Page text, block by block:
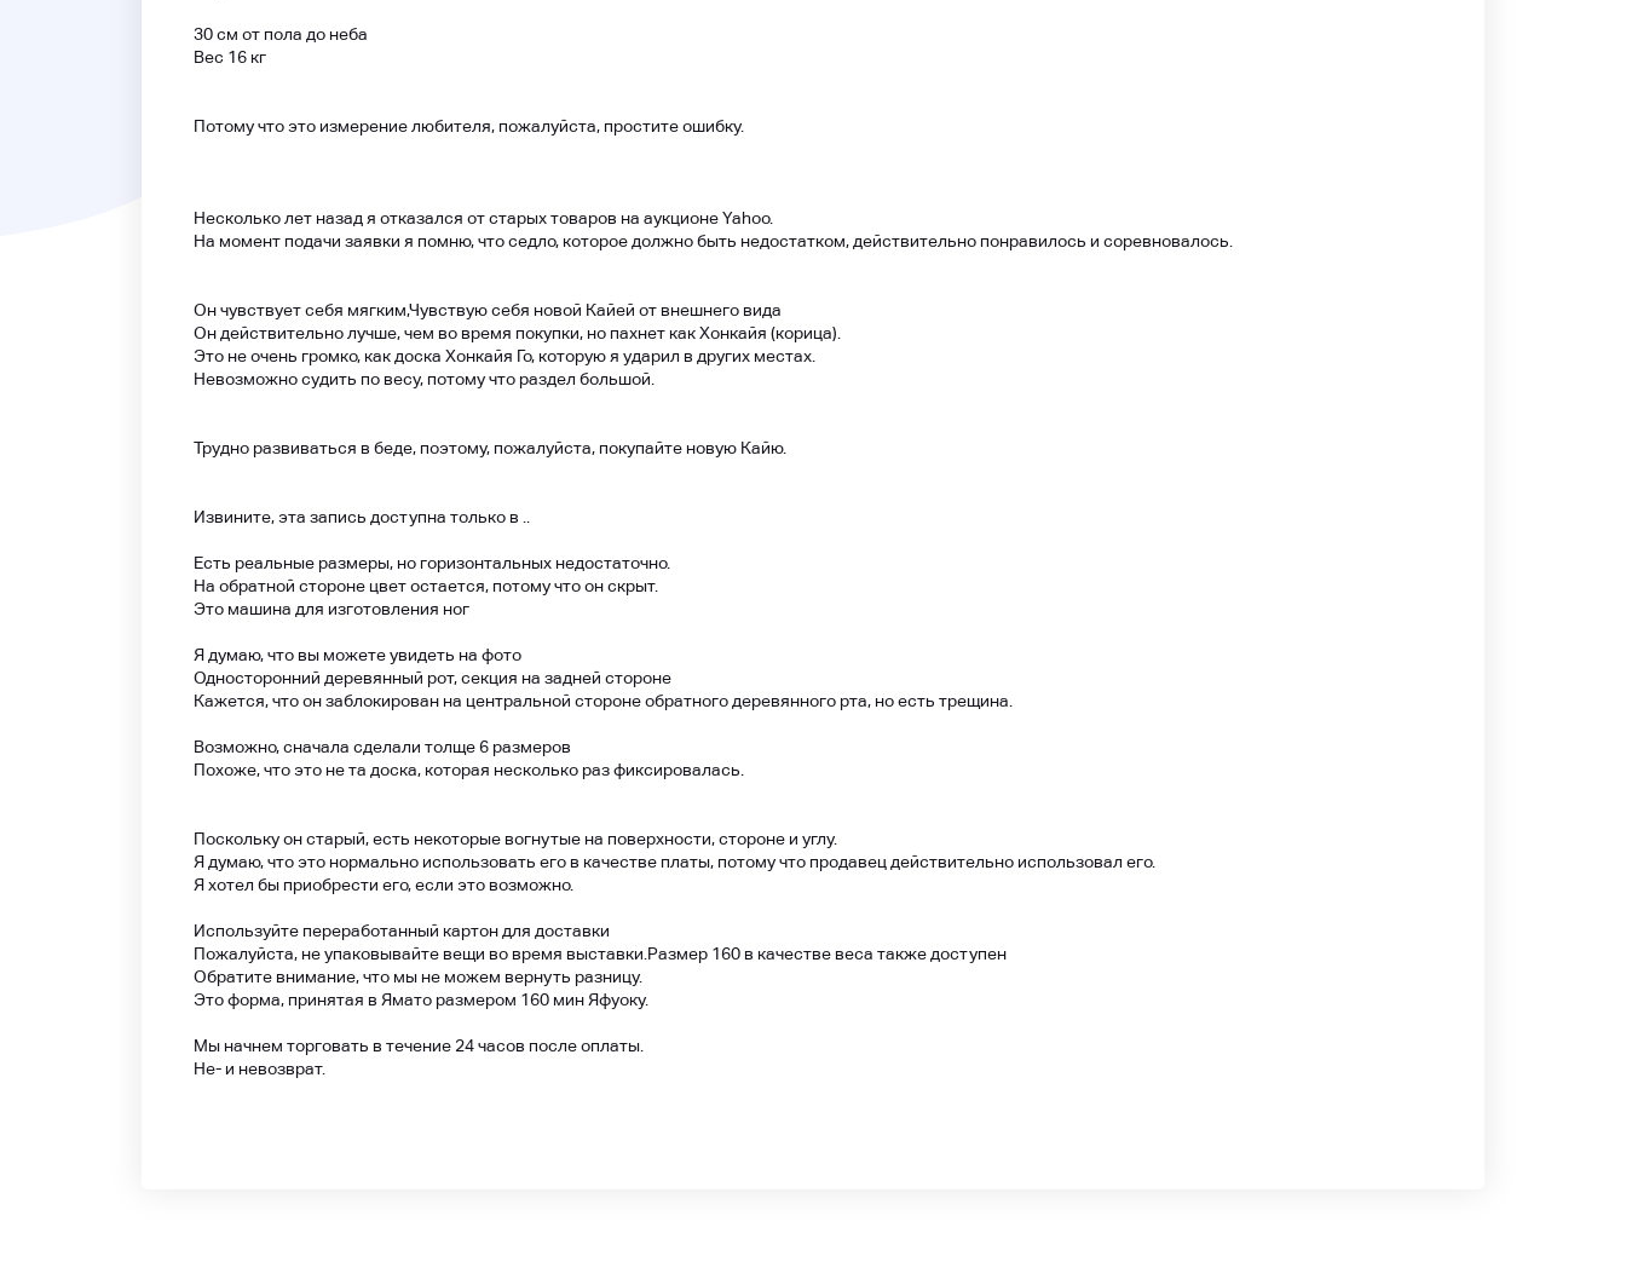
30 см от пола до неба
Вес 16 кг
Потому что это измерение любителя, пожалуйста, простите ошибку.
Несколько лет назад я отказался от старых товаров на аукционе Yahoo.
На момент подачи заявки я помню, что седло, которое должно быть недостатком, действительно понравилось и соревновалось.
Он чувствует себя мягким,Чувствую себя новой Кайей от внешнего вида
Он действительно лучше, чем во время покупки, но пахнет как Хонкайя (корица).
Это не очень громко, как доска Хонкайя Го, которую я ударил в других местах.
Невозможно судить по весу, потому что раздел большой.
Трудно развиваться в беде, поэтому, пожалуйста, покупайте новую Кайю.
Извините, эта запись доступна только в ..
Есть реальные размеры, но горизонтальных недостаточно.
На обратной стороне цвет остается, потому что он скрыт.
Это машина для изготовления ног
Я думаю, что вы можете увидеть на фото
Односторонний деревянный рот, секция на задней стороне
Кажется, что он заблокирован на центральной стороне обратного деревянного рта, но есть трещина.
Возможно, сначала сделали толще 6 размеров
Похоже, что это не та доска, которая несколько раз фиксировалась.
Поскольку он старый, есть некоторые вогнутые на поверхности, стороне и углу.
Я думаю, что это нормально использовать его в качестве платы, потому что продавец действительно использовал его.
Я хотел бы приобрести его, если это возможно.
Используйте переработанный картон для доставки
Пожалуйста, не упаковывайте вещи во время выставки.Размер 160 в качестве веса также доступен
Обратите внимание, что мы не можем вернуть разницу.
Это форма, принятая в Ямато размером 160 мин Яфуоку.
Мы начнем торговать в течение 24 часов после оплаты.
Не- и невозврат.